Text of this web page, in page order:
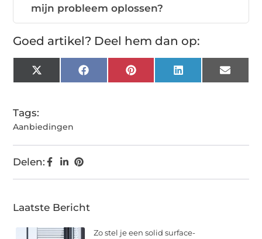
mijn probleem oplossen?
Goed artikel? Deel hem dan op:
X
(Twitter)
FacebookPinterest LinkedIn Email
Tags:
Aanbiedingen
Delen:
Laatste Bericht
Zo stel je een solid surface-